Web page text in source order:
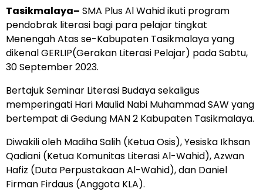
Tasikmalaya– SMA Plus Al Wahid ikuti program
pendobrak literasi bagi para pelajar tingkat
Menengah Atas se-Kabupaten Tasikmalaya yang
dikenal GERLIP(Gerakan Literasi Pelajar) pada Sabtu,
30 September 2023.
Bertajuk Seminar Literasi Budaya sekaligus
memperingati Hari Maulid Nabi Muhammad SAW yang
bertempat di Gedung MAN 2 Kabupaten Tasikmalaya.
Diwakili oleh Madiha Salih (Ketua Osis), Yesiska Ikhsan
Qadiani (Ketua Komunitas Literasi Al-Wahid), Azwan
Hafiz (Duta Perpustakaan Al-Wahid), dan Daniel
Firman Firdaus (Anggota KLA).